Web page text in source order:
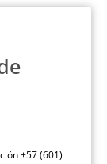
+57 (601)